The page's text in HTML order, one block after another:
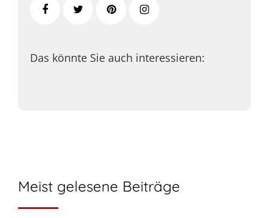
Das könnte Sie auch interessieren:
Meist gelesene Beiträge